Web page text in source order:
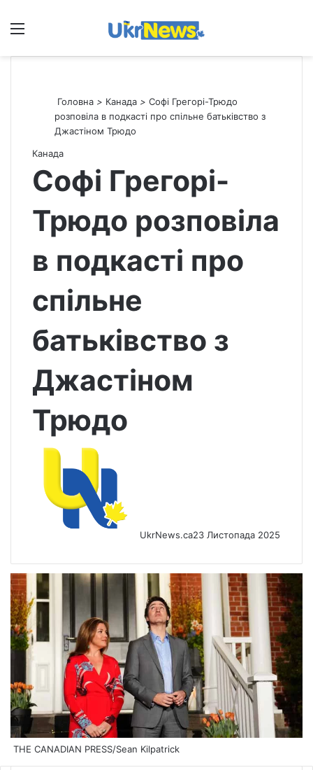
Меню
Головна > Канада > Софі Грегорі-Трюдо
розповіла в подкасті про спільне батьківство з
Джастіном Трюдо
Канада
Софі Грегорі-
Трюдо розповіла
в подкасті про
спільне
батьківство з
Джастіном
Трюдо
UkrNews.ca23 Листопада 2025
THE CANADIAN PRESS/Sean Kilpatrick